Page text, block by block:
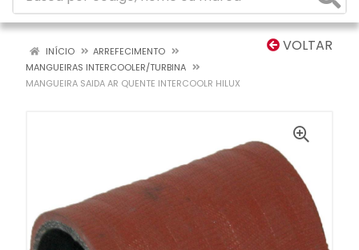
VOLTAR
INÍCIO
ARREFECIMENTO
MANGUEIRAS INTERCOOLER/TURBINA
MANGUEIRA SAIDA AR QUENTE INTERCOOLR HILUX